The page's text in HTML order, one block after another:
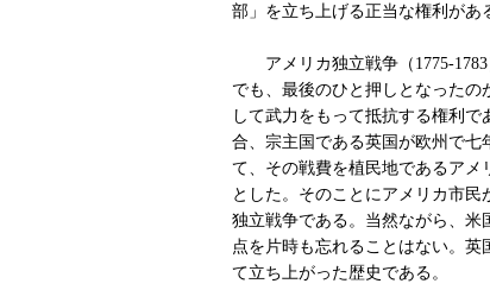
部」を立ち上げる正当な権利があ
アメリカ独立戦争（1775-1783
でも、最後のひと押しとなった
して武力をもって抵抗する権利
合、宗主国である英国が欧州で七
て、その戦費を植民地であるアメ
とした。そのことにアメリカ市民
独立戦争である。当然ながら、米
点を片時も忘れることはない。英
て立ち上がった歴史である。